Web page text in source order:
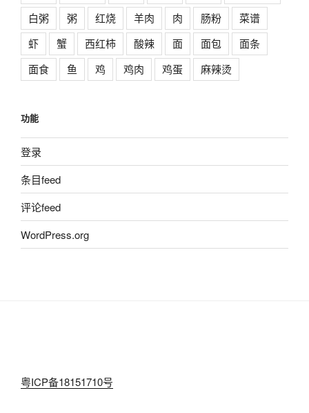
白粥
粥 红烧 羊肉 肉 肠粉
菜谱
虾
蟹 西红柿 酸辣 面 面包
面条
面食
鱼 鸡 鸡肉 鸡蛋 麻辣烫
功能
登录
条目feed
评论feed
WordPress.org
粤ICP备18151710号